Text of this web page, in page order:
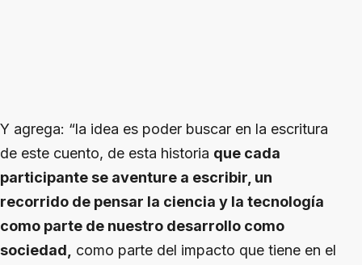
Y agrega: “la idea es poder buscar en la escritura
de este cuento, de esta historia que cada
participante se aventure a escribir, un
recorrido de pensar la ciencia y la tecnología
como parte de nuestro desarrollo como
sociedad, como parte del impacto que tiene en el